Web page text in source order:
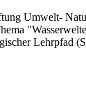
Umwelt-
Lehrpfad